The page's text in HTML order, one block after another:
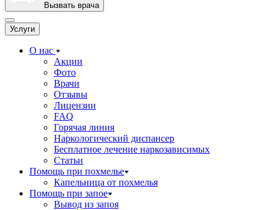
Вызвать врача
Услуги
О нас
Акции
Фото
Врачи
Отзывы
Лицензии
FAQ
Горячая линия
Наркологический диспансер
Бесплатное лечение наркозависимых
Статьи
Помощь при похмелье
Капельница от похмелья
Помощь при запое
Вывод из запоя